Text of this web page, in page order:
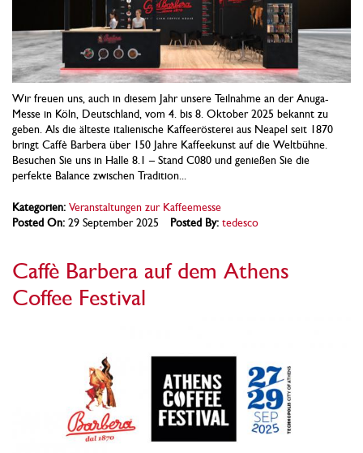
Wir freuen uns, auch in diesem Jahr unsere Teilnahme an der Anuga-
Messe in Köln, Deutschland, vom 4. bis 8. Oktober 2025 bekannt zu
geben. Als die älteste italienische Kaffeerösterei aus Neapel seit 1870
bringt Caffè Barbera über 150 Jahre Kaffeekunst auf die Weltbühne.
Besuchen Sie uns in Halle 8.1 – Stand C080 und genießen Sie die
perfekte Balance zwischen Tradition...
Kategorien: Veranstaltungen zur Kaffeemesse
Posted On: 29 September 2025 Posted By: tedesco
Caffè Barbera auf dem Athens
Coffee Festival